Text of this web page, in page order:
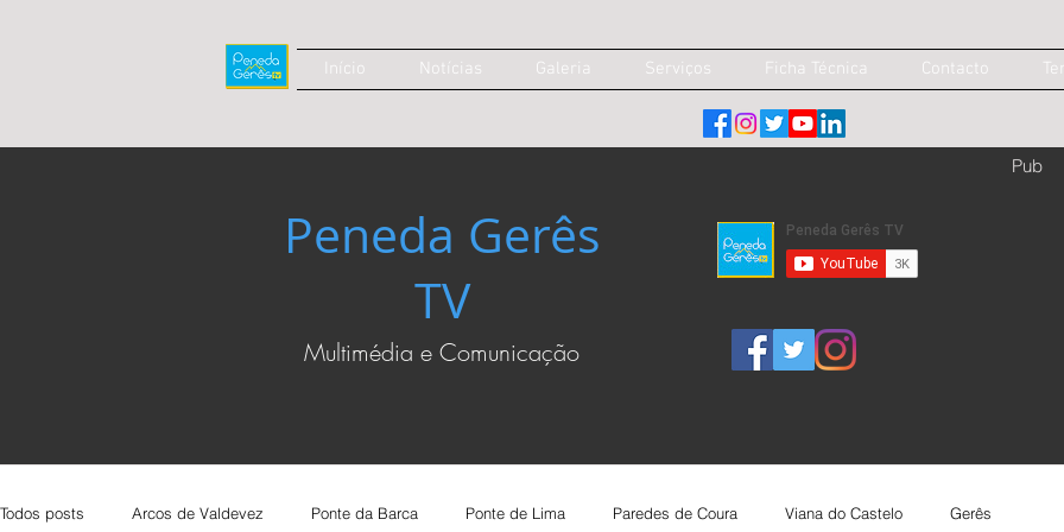
Início Notícias Galeria Serviços Ficha Técnica Contacto
Peneda Gerês
TV
Multimédia e Comunicação
Pub
Todos posts Arcos de Valdevez Ponte da Barca Ponte de Lima Paredes de Coura Viana do Castelo Gerês